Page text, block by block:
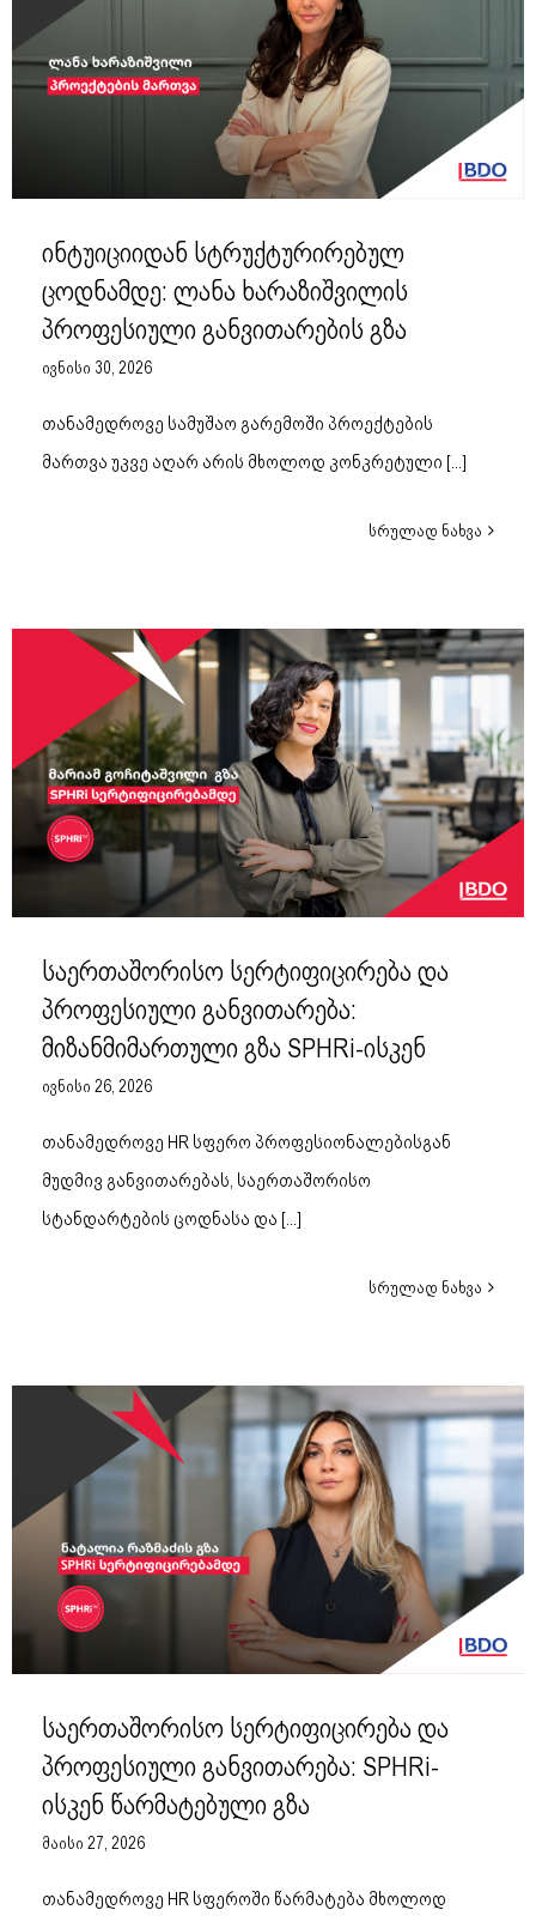
ინტუიციიდან სტრუქტურირებულ
ცოდნამდე: ლანა ხარაზიშვილის
პროფესიული განვითარების გზა
ივნისი 30, 2026
თანამედროვე სამუშაო გარემოში პროექტების
მართვა უკვე აღარ არის მხოლოდ კონკრეტული [...]
სრულად ნახვა
საერთაშორისო სერტიფიცირება და
პროფესიული განვითარება:
მიზანმიმართული გზა SPHRi-ისკენ
ივნისი 26, 2026
თანამედროვე HR სფერო პროფესიონალებისგან
მუდმივ განვითარებას, საერთაშორისო
სტანდარტების ცოდნასა და [...]
სრულად ნახვა
საერთაშორისო სერტიფიცირება და
პროფესიული განვითარება: SPHRi-
ისკენ წარმატებული გზა
მაისი 27, 2026
თანამედროვე HR სფეროში წარმატება მხოლოდ